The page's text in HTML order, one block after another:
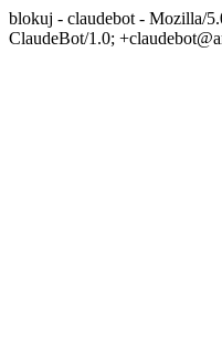
blokuj - claudebot - Mozilla/
ClaudeBot/1.0;